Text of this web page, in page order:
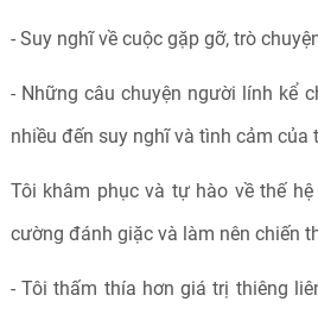
- Suy nghĩ về cuộc gặp gỡ, trò
- Những câu chuyện người lính kể
nhiều đến suy nghĩ và tình cảm của
Tôi khâm phục và tự hào về thế
cường đánh giặc và làm nên chiến
- Tôi thấm thía hơn giá trị thiêng